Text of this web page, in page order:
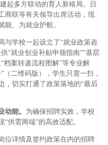
起多方联动的育人新格局。日
商联等有关领导出席活动，现
能、为就业护航。
与学校一起设立了“就业政策咨
“就业创业补贴申领指南”“基层
档案转递流程图解”等专业解
二维码版），学生只需一扫，
，切实打通了政策落地的“最后
动能。 为确保招聘实效，学校
供需两端”的高效适配。
位详情及签约政策在内的招聘